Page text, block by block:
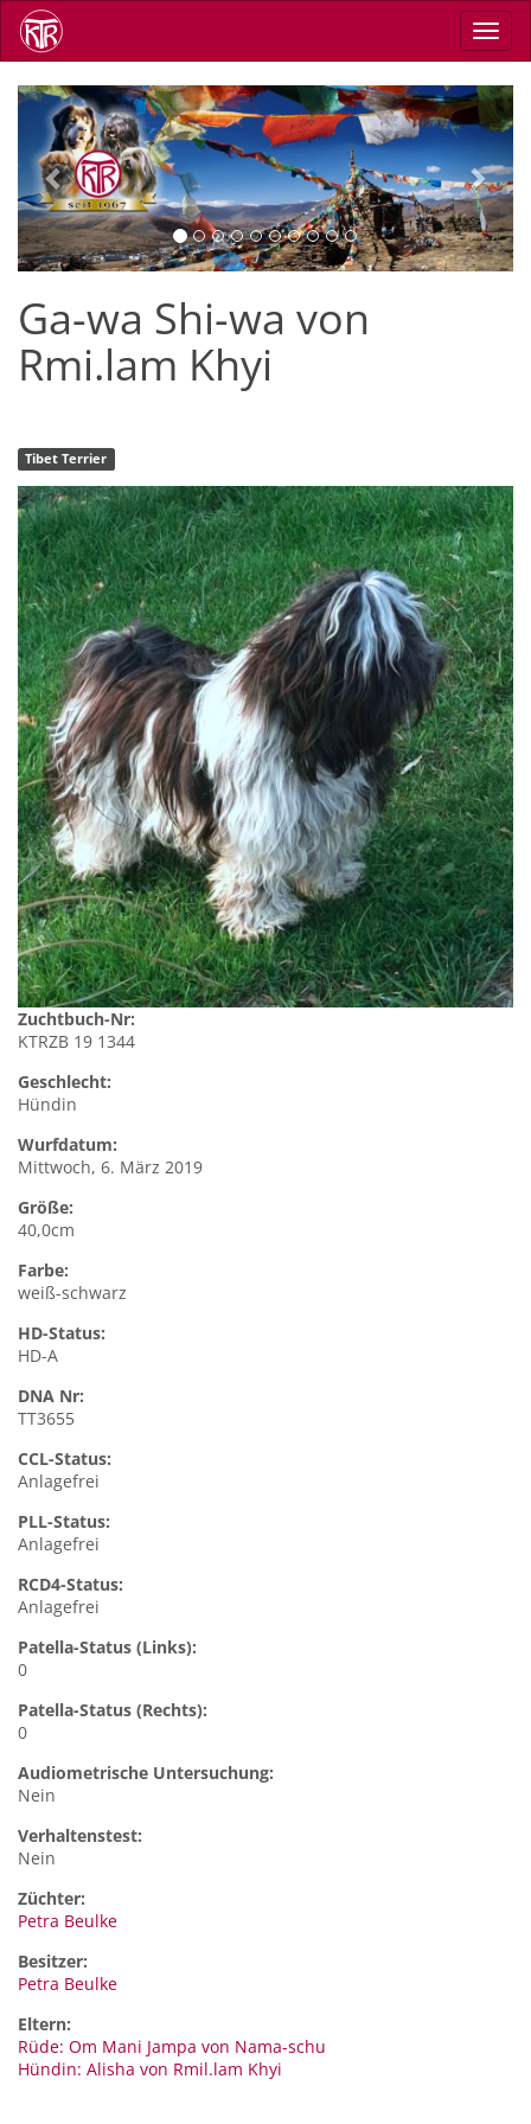
Direkt
zum
Inhalt
Previous Next
Ga-wa Shi-wa von
Rmi.lam Khyi
Tibet Terrier
Zuchtbuch-Nr:
KTRZB 19 1344
Geschlecht:
Hündin
Wurfdatum:
Mittwoch, 6. März 2019
Größe:
40,0cm
Farbe:
weiß-schwarz
HD-Status:
HD-A
DNA Nr:
TT3655
CCL-Status:
Anlagefrei
PLL-Status:
Anlagefrei
RCD4-Status:
Anlagefrei
Patella-Status (Links):
0
Patella-Status (Rechts):
0
Audiometrische Untersuchung:
Nein
Verhaltenstest:
Nein
Züchter:
Petra Beulke
Besitzer:
Petra Beulke
Eltern:
Rüde: Om Mani Jampa von Nama-schu
Hündin: Alisha von Rmil.lam Khyi